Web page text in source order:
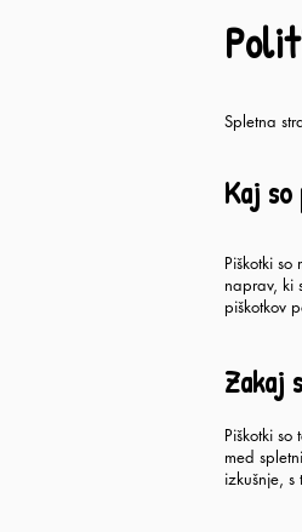
Spletna
Kaj
Piškotki
naprav, ki
piškotkov
Zakaj
Piškotki
med
izkušnje,